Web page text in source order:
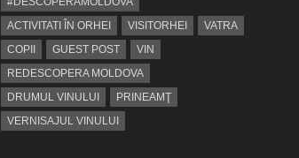
ACTIVITATI ÎN ORHEI
VISITORHEI
VATRA
COPII
GUEST POST
VIN
REDESCOPERA MOLDOVA
DRUMUL VINULUI
PRINEAMŢ
VERNISAJUL VINULUI